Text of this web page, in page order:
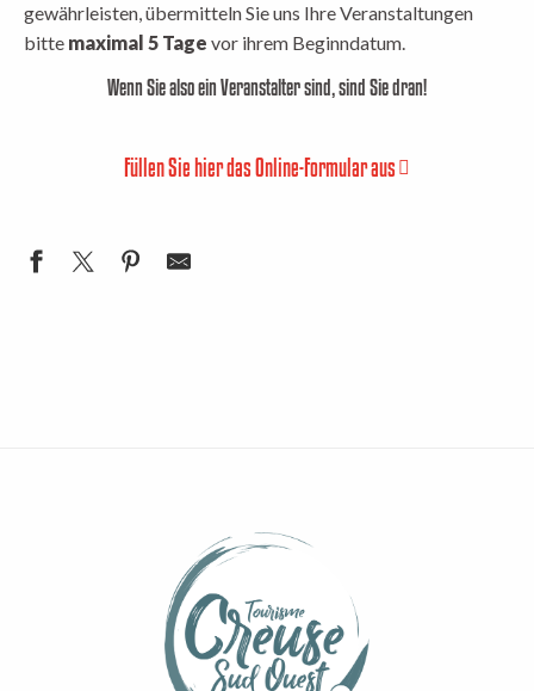
gewährleisten, übermitteln Sie uns Ihre Veranstaltungen
bitte maximal 5 Tage vor ihrem Beginndatum.
Wenn Sie also ein Veranstalter sind, sind Sie dran!
Füllen Sie hier das Online-Formular aus